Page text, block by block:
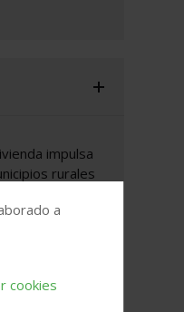
impulsa
rurales
de forma
los
a
cookies